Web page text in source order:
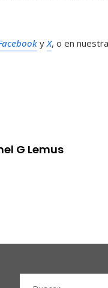
yX, o en nuestra
G Lemus